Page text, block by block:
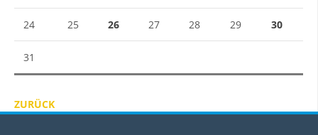
24 25 26 27 28 29 30
31
ZURÜCK